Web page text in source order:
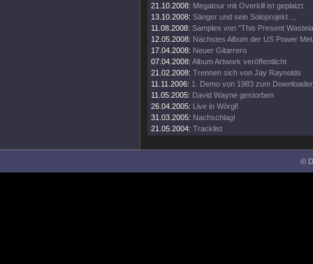
21.10.2008: Megatour mit Overkill ist geplatzt.
13.10.2008: Sänger und sein Soloprojekt ...
11.08.2008: Samples von "This Present
12.05.2008: Nächstes Album der US Power
17.04.2008: Neuer Gitarrero
07.04.2008: Album Artwork veröffentlicht
21.02.2008: Trennen sich von Jay Raynolds
11.11.2006: 1. Demo von 1983 zum
11.05.2005: David Wayne gestorben
26.04.2005: Live in Wörgl!
31.03.2005: Nachschlag!
21.05.2004: Tracklist
©